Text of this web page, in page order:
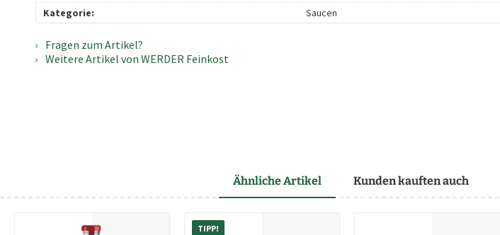
Kategorie:
Saucen
Fragen zum Artikel?
Weitere Artikel von WERDER Feinkost
Ähnliche Artikel Kunden kauften auch
TIPP!